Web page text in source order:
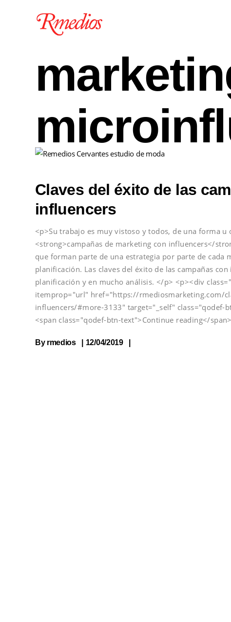
Claves del éxito de las
influencers
<p>Su trabajo es muy vistoso y todos, de una forma
<strong>campañas de marketing con influencers</
que forman parte de una estrategia por parte de cada
planificación. Las claves del éxito de las campañas
planificación y en mucho análisis. </p> <p><div
itemprop="url" href="https://rmediosmarketing.com/
influencers/#more-3133" target="_self"
<span class="qodef-btn-text">Continue reading</
By rmedios 12/04/2019